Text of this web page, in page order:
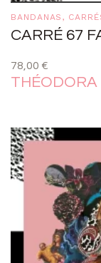
BANDANAS ,
CARRÉ 67
78,00 €
THÉODORA